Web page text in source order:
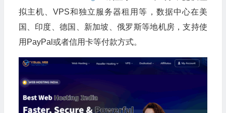
拟主机、VPS和独立服务器租用等，数据中心在美
国、印度、德国、新加坡、俄罗斯等地机房，支持使
用PayPal或者信用卡等付款方式。